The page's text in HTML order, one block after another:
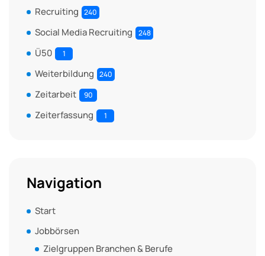
Recruiting 240
Social Media Recruiting 248
Ü50 1
Weiterbildung 240
Zeitarbeit 90
Zeiterfassung 1
Navigation
Start
Jobbörsen
Zielgruppen Branchen & Berufe